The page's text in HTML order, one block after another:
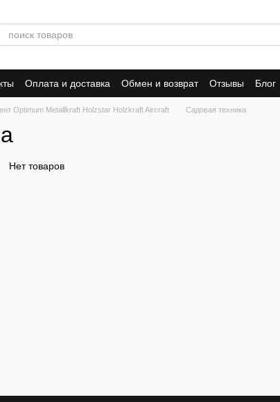
Оплата и доставка Обмен и возврат Отзывы Блог
Optimum Metallkraft Holzstar Holzkraft Aircraft Садовая техника
Нет товаров